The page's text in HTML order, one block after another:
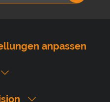
anpassen